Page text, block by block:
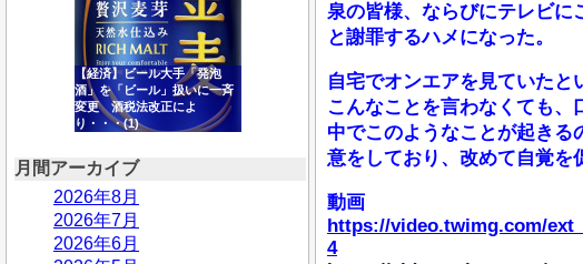
【経済】ビール大手「発泡
酒」を「ビール」扱いに一斉
変更 酒税法改正によ
り・・・(1)
月間アーカイブ
2026年8月
2026年7月
2026年6月
泉の皆様、ならびにテレビに
と謝罪するハメになった。
自宅でオンエアを見ていた
こんなことを言わなくても
中でこのようなことが起き
意をしており、改めて自覚を
動画
https://video.twimg.com/
4